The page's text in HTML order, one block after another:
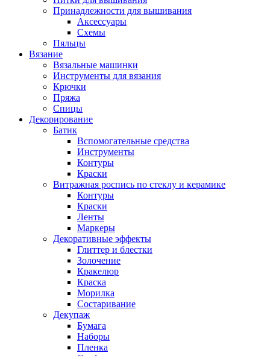
Принадлежности для вышивания
Аксессуары
Схемы
Пяльцы
Вязание
Вязальные машинки
Инструменты для вязания
Крючки
Пряжа
Спицы
Декорирование
Батик
Вспомогательные средства
Инструменты
Контуры
Краски
Витражная роспись по стеклу и керамике
Контуры
Краски
Ленты
Маркеры
Декоративные эффекты
Глиттер и блестки
Золочение
Кракелюр
Краска
Морилка
Состаривание
Декупаж
Бумага
Наборы
Пленка